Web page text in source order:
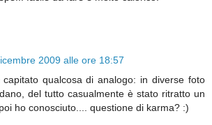
2009 alle ore 18:57
qualcosa di analogo: in diverse foto
del tutto casualmente è stato ritratto un
ho conosciuto.... questione di karma? :)